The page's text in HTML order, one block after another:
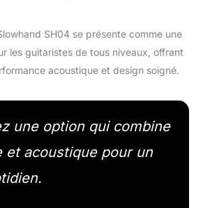
SH04 se présente comme une
les guitaristes de tous niveaux, offrant
acoustique et design soigné.
une option qui combine
et acoustique pour un